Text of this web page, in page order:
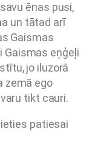
ēnas pusi,
un tātad arī
Gaismas
Gaismas eņģeļi
jo iluzorā
zemā ego
tikt cauri.
patiesai